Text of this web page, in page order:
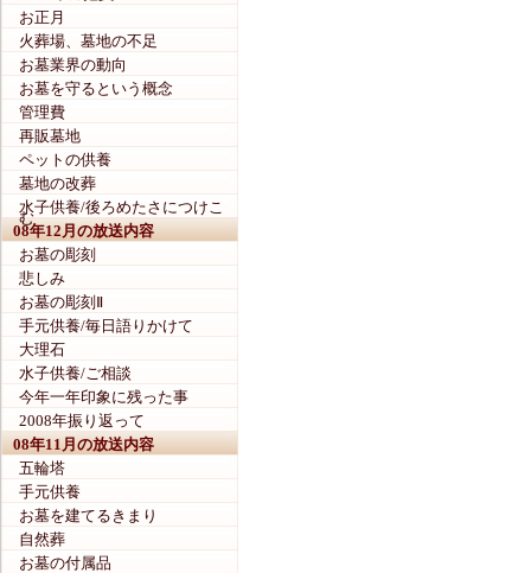
お正月
火葬場、墓地の不足
お墓業界の動向
お墓を守るという概念
管理費
再販墓地
ペットの供養
墓地の改葬
水子供養/後ろめたさにつけこ
む
08年12月の放送内容
お墓の彫刻
悲しみ
お墓の彫刻Ⅱ
手元供養/毎日語りかけて
大理石
水子供養/ご相談
今年一年印象に残った事
2008年振り返って
08年11月の放送内容
五輪塔
手元供養
お墓を建てるきまり
自然葬
お墓の付属品